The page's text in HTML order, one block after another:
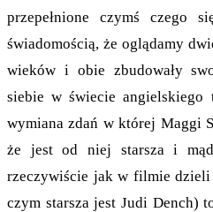
przepełnione czymś czego
świadomością, że oglądamy
wieków i obie zbudowały
siebie w świecie
wymiana zdań w której Maggi
że jest od niej starsza i
rzeczywiście jak w filmie
czym starsza jest Judi Dench)